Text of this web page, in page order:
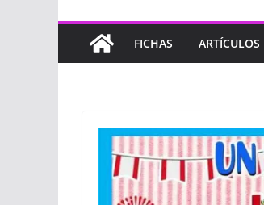
FICHAS ARTÍCULOS